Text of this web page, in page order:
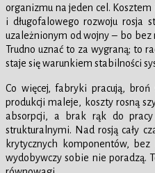
organizmu na jeden cel.
i długofalowego rozwoju rosja
uzależnionym od wojny – bo bez
Trudno uznać to za wygraną; to
staje się warunkiem stabilności
Co więcej, fabryki pracują,
produkcji maleje, koszty rosną
absorpcji, a brak rąk do
strukturalnymi. Nad rosją cały
krytycznych komponentów,
wydobywczy sobie nie poradzą.